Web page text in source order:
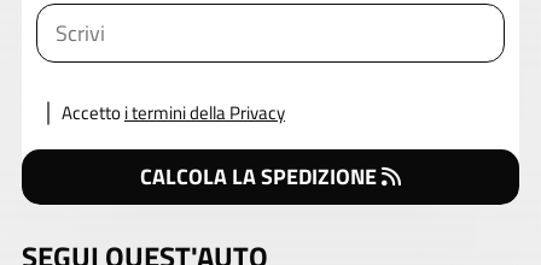
Accettoi termini della Privacy
CALCOLA LA SPEDIZIONE